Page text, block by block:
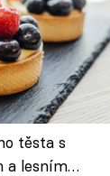
těsta s
a lesním